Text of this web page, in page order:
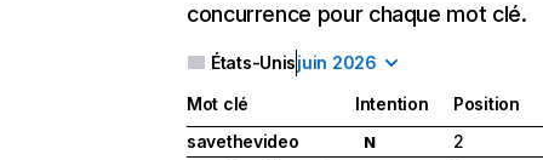
concurrence pour chaque mot clé.
États-Unisjuin 2026
Mot clé Intention
Position
savethevideo
N
2